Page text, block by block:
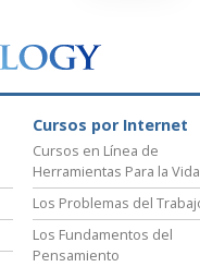
Cursos por Internet
Cursos en Línea de
Herramientas Para la Vida
Los Problemas del
Los Fundamentos del
Pensamiento